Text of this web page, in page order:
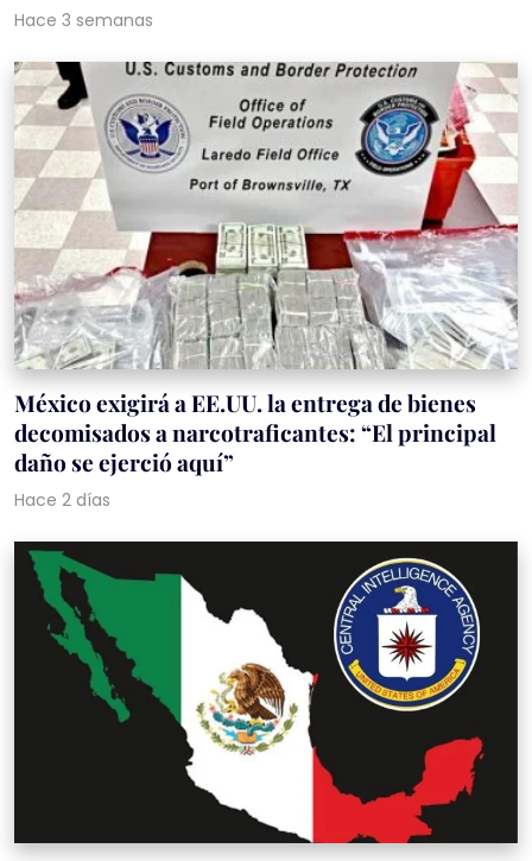
Hace 3 semanas
México exigirá a EE.UU. la entrega de bienes
decomisados a narcotraficantes: “El principal
daño se ejerció aquí”
Hace 2 días